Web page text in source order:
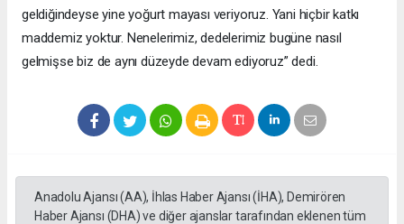
geldiğindeyse yine yoğurt mayası veriyoruz. Yani hiçbir katkı
maddemiz yoktur. Nenelerimiz, dedelerimiz bugüne nasıl
gelmişse biz de aynı düzeyde devam ediyoruz” dedi.
Anadolu Ajansı (AA), İhlas Haber Ajansı (İHA), Demirören
Haber Ajansı (DHA) ve diğer ajanslar tarafından eklenen tüm